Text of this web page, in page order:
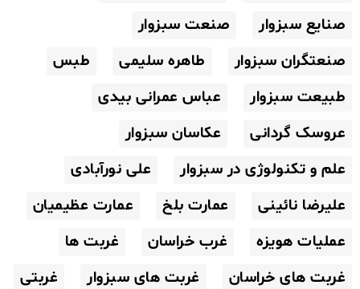
صنایع سبزوار
صنعت سبزوار
صنعتگران سبزوار
طاهره سلیمی
طبس
طبیعت سبزوار
عباس عمرانی بیدی
عروسک گردانی
عکاسان سبزوار
علم و تکنولوژی در سبزوار
علی نورآبادی
علیرضا نائینی
عمارت بلخ
عمارت عظیمیان
عملیات هویزه
غرب خراسان
غربت ها
غربت های خراسان
غربت های سبزوار
غربتی